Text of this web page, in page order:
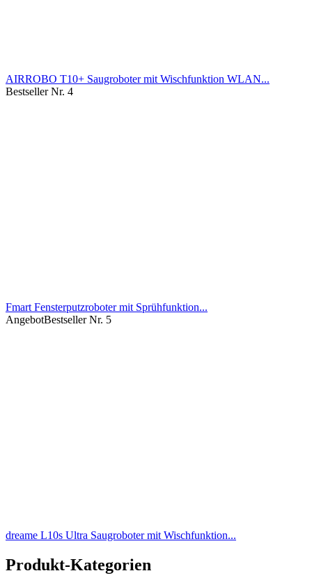
AIRROBO T10+ Saugroboter mit Wischfunktion WLAN...
Bestseller Nr. 4
Fmart Fensterputzroboter mit Sprühfunktion...
AngebotBestseller Nr. 5
dreame L10s Ultra Saugroboter mit Wischfunktion...
Produkt-Kategorien